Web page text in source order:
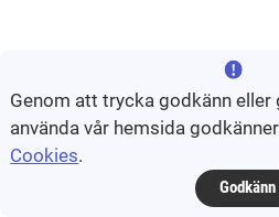
Genom att trycka godkänn
använda vår hemsida
Cookies.
Godkänn